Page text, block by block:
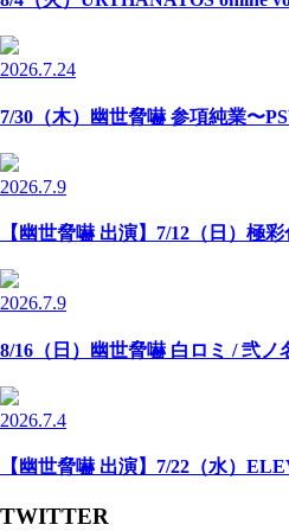
2026.7.24
7/30（木）幽世脅嚇 参項純業〜
2026.7.9
【幽世脅嚇 出演】7/12（日）極
2026.7.9
8/16（日）幽世脅嚇 白ロミ / 弐ノ
2026.7.4
【幽世脅嚇 出演】7/22（水）
TWITTER